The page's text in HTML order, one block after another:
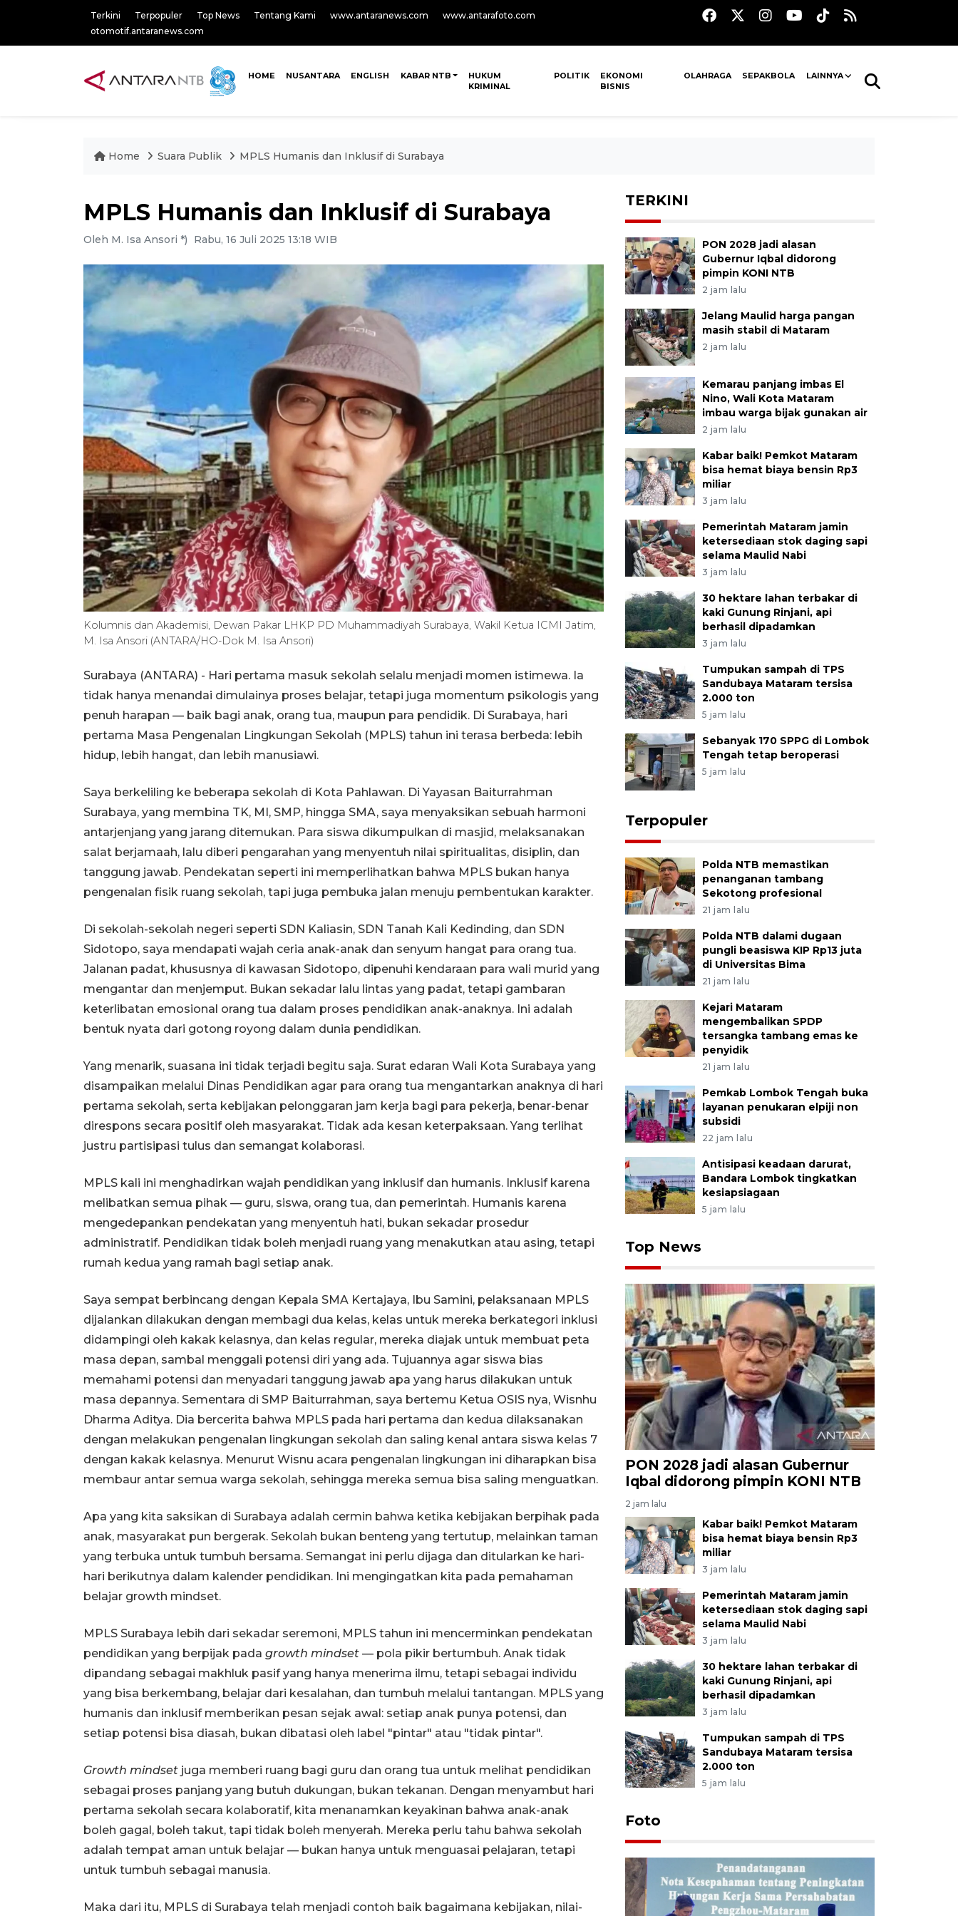
Terkini Terpopuler Top News Tentang Kami www.antaranews.com
www.antarafoto.com
otomotif.antaranews.com
HOME NUSANTARA ENGLISH KABAR NTB
HUKUM
KRIMINAL
POLITIK
EKONOMI
BISNIS
OLAHRAGA SEPAKBOLA LAINNYA
Home Suara Publik MPLS Humanis dan Inklusif di Surabaya
MPLS Humanis dan Inklusif di Surabaya
Oleh M. Isa Ansori *) Rabu, 16 Juli 2025 13:18 WIB
Kolumnis dan Akademisi, Dewan Pakar LHKP PD Muhammadiyah Surabaya, Wakil Ketua ICMI Jatim,
M. Isa Ansori (ANTARA/HO-Dok M. Isa Ansori)
Surabaya (ANTARA) - Hari pertama masuk sekolah selalu menjadi momen istimewa. Ia
tidak hanya menandai dimulainya proses belajar, tetapi juga momentum psikologis yang
penuh harapan — baik bagi anak, orang tua, maupun para pendidik. Di Surabaya, hari
pertama Masa Pengenalan Lingkungan Sekolah (MPLS) tahun ini terasa berbeda: lebih
hidup, lebih hangat, dan lebih manusiawi.
Saya berkeliling ke beberapa sekolah di Kota Pahlawan. Di Yayasan Baiturrahman
Surabaya, yang membina TK, MI, SMP, hingga SMA, saya menyaksikan sebuah harmoni
antarjenjang yang jarang ditemukan. Para siswa dikumpulkan di masjid, melaksanakan
salat berjamaah, lalu diberi pengarahan yang menyentuh nilai spiritualitas, disiplin, dan
tanggung jawab. Pendekatan seperti ini memperlihatkan bahwa MPLS bukan hanya
pengenalan fisik ruang sekolah, tapi juga pembuka jalan menuju pembentukan karakter.
Di sekolah-sekolah negeri seperti SDN Kaliasin, SDN Tanah Kali Kedinding, dan SDN
Sidotopo, saya mendapati wajah ceria anak-anak dan senyum hangat para orang tua.
Jalanan padat, khususnya di kawasan Sidotopo, dipenuhi kendaraan para wali murid yang
mengantar dan menjemput. Bukan sekadar lalu lintas yang padat, tetapi gambaran
keterlibatan emosional orang tua dalam proses pendidikan anak-anaknya. Ini adalah
bentuk nyata dari gotong royong dalam dunia pendidikan.
Yang menarik, suasana ini tidak terjadi begitu saja. Surat edaran Wali Kota Surabaya yang
disampaikan melalui Dinas Pendidikan agar para orang tua mengantarkan anaknya di hari
pertama sekolah, serta kebijakan pelonggaran jam kerja bagi para pekerja, benar-benar
direspons secara positif oleh masyarakat. Tidak ada kesan keterpaksaan. Yang terlihat
justru partisipasi tulus dan semangat kolaborasi.
MPLS kali ini menghadirkan wajah pendidikan yang inklusif dan humanis. Inklusif karena
melibatkan semua pihak — guru, siswa, orang tua, dan pemerintah. Humanis karena
mengedepankan pendekatan yang menyentuh hati, bukan sekadar prosedur
administratif. Pendidikan tidak boleh menjadi ruang yang menakutkan atau asing, tetapi
rumah kedua yang ramah bagi setiap anak.
Saya sempat berbincang dengan Kepala SMA Kertajaya, Ibu Samini, pelaksanaan MPLS
dijalankan dilakukan dengan membagi dua kelas, kelas untuk mereka berkategori inklusi
didampingi oleh kakak kelasnya, dan kelas regular, mereka diajak untuk membuat peta
masa depan, sambal menggali potensi diri yang ada. Tujuannya agar siswa bias
memahami potensi dan menyadari tanggung jawab apa yang harus dilakukan untuk
masa depannya. Sementara di SMP Baiturrahman, saya bertemu Ketua OSIS nya, Wisnhu
Dharma Aditya. Dia bercerita bahwa MPLS pada hari pertama dan kedua dilaksanakan
dengan melakukan pengenalan lingkungan sekolah dan saling kenal antara siswa kelas 7
dengan kakak kelasnya. Menurut Wisnu acara pengenalan lingkungan ini diharapkan bisa
membaur antar semua warga sekolah, sehingga mereka semua bisa saling menguatkan.
Apa yang kita saksikan di Surabaya adalah cermin bahwa ketika kebijakan berpihak pada
anak, masyarakat pun bergerak. Sekolah bukan benteng yang tertutup, melainkan taman
yang terbuka untuk tumbuh bersama. Semangat ini perlu dijaga dan ditularkan ke hari-
hari berikutnya dalam kalender pendidikan. Ini mengingatkan kita pada pemahaman
belajar growth mindset.
MPLS Surabaya lebih dari sekadar seremoni, MPLS tahun ini mencerminkan pendekatan
pendidikan yang berpijak pada growth mindset — pola pikir bertumbuh. Anak tidak
dipandang sebagai makhluk pasif yang hanya menerima ilmu, tetapi sebagai individu
yang bisa berkembang, belajar dari kesalahan, dan tumbuh melalui tantangan. MPLS yang
humanis dan inklusif memberikan pesan sejak awal: setiap anak punya potensi, dan
setiap potensi bisa diasah, bukan dibatasi oleh label "pintar" atau "tidak pintar".
Growth mindset juga memberi ruang bagi guru dan orang tua untuk melihat pendidikan
sebagai proses panjang yang butuh dukungan, bukan tekanan. Dengan menyambut hari
pertama sekolah secara kolaboratif, kita menanamkan keyakinan bahwa anak-anak
boleh gagal, boleh takut, tapi tidak boleh menyerah. Mereka perlu tahu bahwa sekolah
adalah tempat aman untuk belajar — bukan hanya untuk menguasai pelajaran, tetapi
untuk tumbuh sebagai manusia.
Maka dari itu, MPLS di Surabaya telah menjadi contoh baik bagaimana kebijakan, nilai-
TERKINI
PON 2028 jadi alasan
Gubernur Iqbal didorong
pimpin KONI NTB
2 jam lalu
Jelang Maulid harga pangan
masih stabil di Mataram
2 jam lalu
Kemarau panjang imbas El
Nino, Wali Kota Mataram
imbau warga bijak gunakan air
2 jam lalu
Kabar baik! Pemkot Mataram
bisa hemat biaya bensin Rp3
miliar
3 jam lalu
Pemerintah Mataram jamin
ketersediaan stok daging sapi
selama Maulid Nabi
3 jam lalu
30 hektare lahan terbakar di
kaki Gunung Rinjani, api
berhasil dipadamkan
3 jam lalu
Tumpukan sampah di TPS
Sandubaya Mataram tersisa
2.000 ton
5 jam lalu
Sebanyak 170 SPPG di Lombok
Tengah tetap beroperasi
5 jam lalu
Terpopuler
Polda NTB memastikan
penanganan tambang
Sekotong profesional
21 jam lalu
Polda NTB dalami dugaan
pungli beasiswa KIP Rp13 juta
di Universitas Bima
21 jam lalu
Kejari Mataram
mengembalikan SPDP
tersangka tambang emas ke
penyidik
21 jam lalu
Pemkab Lombok Tengah buka
layanan penukaran elpiji non
subsidi
22 jam lalu
Antisipasi keadaan darurat,
Bandara Lombok tingkatkan
kesiapsiagaan
5 jam lalu
Top News
PON 2028 jadi alasan Gubernur
Iqbal didorong pimpin KONI NTB
2 jam lalu
Kabar baik! Pemkot Mataram
bisa hemat biaya bensin Rp3
miliar
3 jam lalu
Pemerintah Mataram jamin
ketersediaan stok daging sapi
selama Maulid Nabi
3 jam lalu
30 hektare lahan terbakar di
kaki Gunung Rinjani, api
berhasil dipadamkan
3 jam lalu
Tumpukan sampah di TPS
Sandubaya Mataram tersisa
2.000 ton
5 jam lalu
Foto